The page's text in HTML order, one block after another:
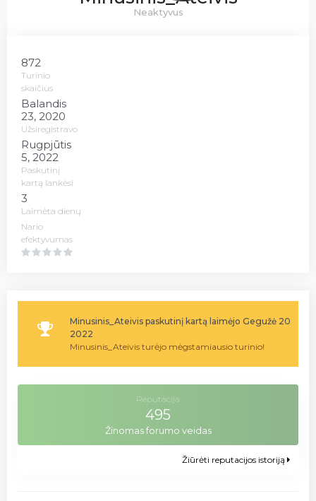
Neaktyvus
872
Turinio
skaičius
Balandis
23, 2020
Užsiregistravo
Rugpjūtis
5, 2022
Paskutinį
kartą lankėsi
3
Laimėta dienų
Nario
efektyvumas
Minusinis_Ateivis paskutinį kartą laimėjo Gegužė 20
2022
Minusinis_Ateivis turėjo mėgstamiausio turinio!
Reputacija
495
Žinomas forumo veidas
Žiūrėti reputacijos istoriją